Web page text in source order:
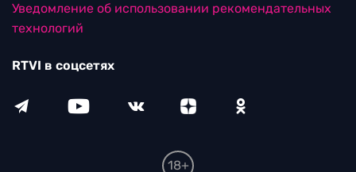
Уведомление об использовании рекомендательных
технологий
RTVI в соцсетях
18+